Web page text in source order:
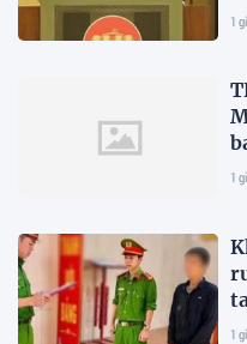
1
1
1